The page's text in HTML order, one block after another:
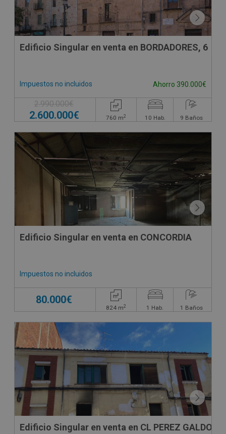
Edificio Singular en venta en BORDADORES, 6
Impuestos no incluidos Ahorro 390.000€
2.990.000€
2.600.000€ 760 m2 10 Hab. 9 Baños
Edificio Singular en venta en CONCORDIA
Impuestos no incluidos
80.000€
824 m2 1 Hab. 1 Baños
CONDICIONES ESPECIALES
Edificio Singular en venta en CL PEREZ GALDOS